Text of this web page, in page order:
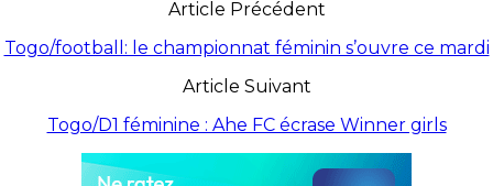
Article Précédent
Togo/football: le championnat féminin s’ouvre ce mardi
Article Suivant
Togo/D1 féminine : Ahe FC écrase Winner girls